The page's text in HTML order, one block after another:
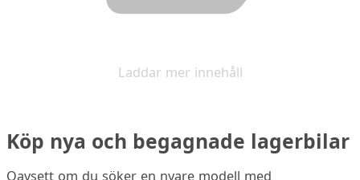
Laddar mer innehåll
Köp nya och begagnade lagerbilar
Oavsett om du söker en nyare modell med